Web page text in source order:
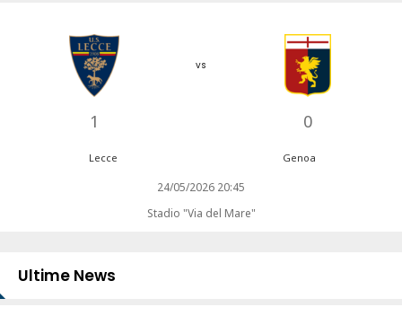
1
vs
0
Lecce Genoa
24/05/2026 20:45
Stadio "Via del Mare"
Ultime News